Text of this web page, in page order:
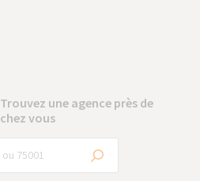
Trouvez une agence près de
chez vous